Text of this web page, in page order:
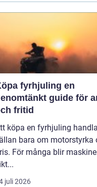
fyrhjuling en
guide för
fritid
köpa en fyrhjuling
bara om motorstyrka
För många blir
juli 2026